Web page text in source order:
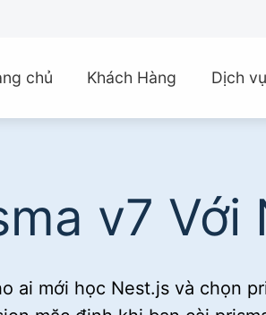
chủ Khách Hàng Dịch vụ
v7
ai mới học Nest.js và chọn